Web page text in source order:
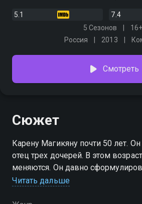
5.1
7.4
5 Сезонов
16+
Россия
2013
Смотреть
Сюжет
Карену Магикяну почти 50 лет.
отец трех дочерей. В этом
меняются. Он давно
правила, по которым живет, и
Читать дальше